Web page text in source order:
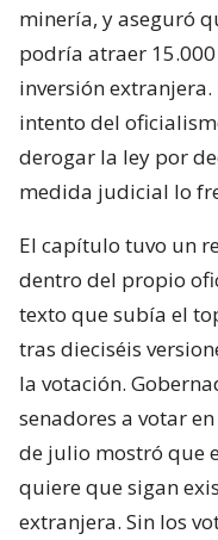
minería, y aseguró
podría atraer
inversión extranjera.
intento del
derogar la ley por
medida judicial lo
El capítulo tuvo un
dentro del propio
texto que subía el
tras dieciséis
la votación.
senadores a votar
de julio mostró que
quiere que sigan
extranjera. Sin los